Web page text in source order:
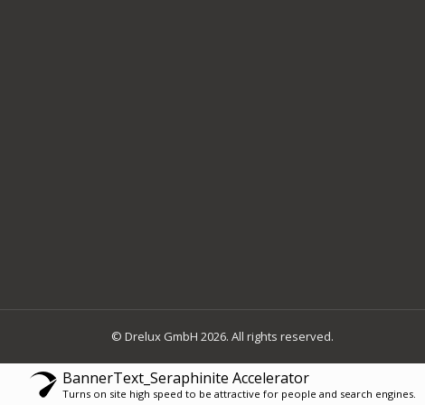
© Drelux GmbH 2026. All rights reserved.
BannerText_Seraphinite Accelerator
Turns on site high speed to be attractive for people and search engines.